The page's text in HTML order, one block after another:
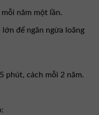
năm một lần.
để ngăn ngừa loãng
phút, cách mỗi 2 năm.